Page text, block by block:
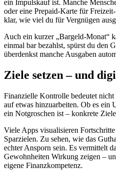
ein Impulskauf ist. Manche
oder eine Prepaid-Karte für
klar, wie viel du für Vergnügen
Auch ein kurzer „Bargeld-Monat“
einmal bar bezahlst, spürst du den
überdenkst manche Ausgaben
Ziele setzen – und
Finanzielle Kontrolle bedeutet nicht
auf etwas hinzuarbeiten. Ob es ein
ein Notgroschen ist – konkrete
Viele Apps visualisieren
Sparzielen. Zu sehen, wie das
echter Ansporn sein. Es vermittelt
Gewohnheiten Wirkung zeigen –
eigene Finanzkompetenz.